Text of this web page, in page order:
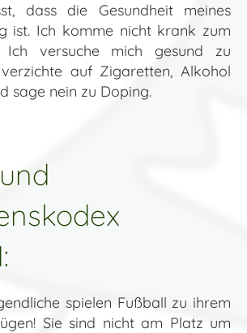
dass die Gesundheit meines
ist. Ich komme nicht krank zum
Ich versuche mich gesund zu
auf Zigaretten, Alkohol
sage nein zu Doping.
spielen Fußball zu ihrem
Sie sind nicht am Platz um